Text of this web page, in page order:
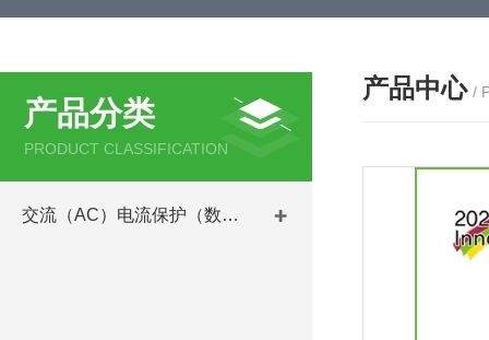
产品分类
PRODUCT CLASSIFICATION
交流（AC）电流保护（数码型）
产品中心 /